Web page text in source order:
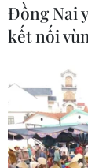
Hàn
Đồng Nai
kết nối